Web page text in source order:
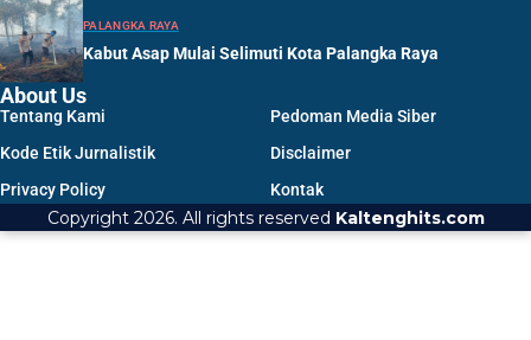
PALANGKA RAYA
Kabut Asap Mulai Selimuti Kota Palangka Raya
About Us
Tentang Kami
Pedoman Media Siber
Kode Etik Jurnalistik
Disclaimer
Privacy Policy
Kontak
Copyright 2026. All rights reserved Kaltenghits.com